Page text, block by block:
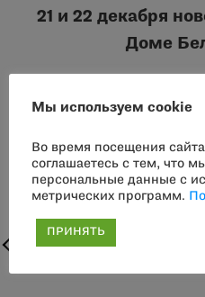
по
записям
21 и 22 декабря
Доме
Режим работы
Мы используем cookie
Во время посещения сайта
соглашаетесь с тем, что
персональные данные с
метрических программ.
ПРИНЯТЬ